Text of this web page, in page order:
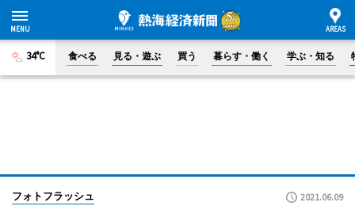
34°C 食べる 見る・遊ぶ 買う 暮らす・働く 学ぶ・知る
フォトフラッシュ 2021.06.09